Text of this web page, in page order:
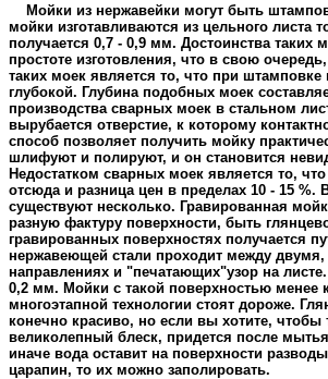
Мойки из нержавейки могут быть
мойки изготавливаются из цельного
получается 0,7 - 0,9 мм. Достоинства таких
простоте изготовления, что в свою
таких моек является то, что при
глубокой. Глубина подобных моек
производства сварных моек в стальном
вырубается отверстие, к которому
способ позволяет получить мойку
шлифуют и полируют, и он становится
Недостатком сварных моек является то,
отсюда и разница цен в пределах 10 - 15 %.
существуют несколько. Гравированная
разную фактуру поверхности, быть
гравированных поверхностях получается
нержавеющей стали проходит между
направлениях и "печатающих"узор на
0,2 мм. Мойки с такой поверхностью менее
многоэтапной технологии стоят дороже.
конечно красиво, но если вы хотите,
великолепный блеск, придется после
иначе вода оставит на поверхности
царапин, то их можно заполировать.